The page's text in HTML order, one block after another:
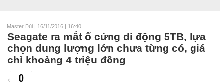
Master Dùi | 16/11/2016 | 16:40
Seagate ra mắt ổ cứng di động 5TB, lựa
chọn dung lượng lớn chưa từng có, giá
chỉ khoảng 4 triệu đồng
0